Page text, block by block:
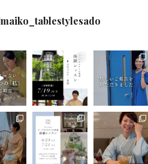
maiko_tablestylesado